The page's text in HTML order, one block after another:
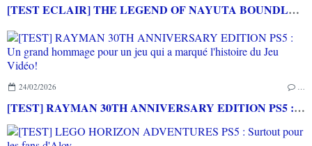
[TEST ECLAIR] THE LEGEND OF NAYUTA BOUNDLESS TRAILS PS4
24/02/2026
[TEST] RAYMAN 30TH ANNIVERSARY EDITION PS5 : Un grand hommage pour un jeu qui a marqué l'histoire du Jeu Vidéo!